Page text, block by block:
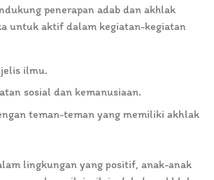
penerapan adab dan akhlak
untuk aktif dalam kegiatan-kegiatan
ilmu.
sosial dan kemanusiaan.
teman-teman yang memiliki akhlak
lingkungan yang positif, anak-anak